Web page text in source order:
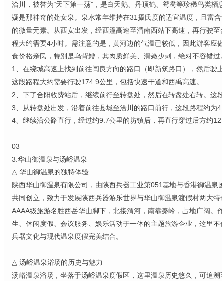
洽川，被誉为“天下第一荡”，是白天鹅、丹顶鹤、鸳鸯等珍稀鸟类
疑是那神奇的处女泉。泉水常年维持在31摄氏度的适宜温度，且富
的微量元素。从西安出发，经西潼高速至渭南西站下高速，再行驶
程大约需要4小时。需注意的是，黄河边的气温已较低，因此游客应
食价格亲民，特别是乌背鳢，其肉质鲜美、滑嫩少刺，绝对不容错过
1、在绕城高速上找到前往闫良方向的路口（即新筑路口），然后驶
这段路程大约需要行驶174.9公里，包括快速干道和西禹高速。
2、下了合阳收费站后，继续前行至转盘处，然后在转盘处右转。这
3、从转盘处出发，沿着前往县城至洽川的路口前行，这段路程约为
4、继续沿公路直行，经过约9.7公里的坊镇后，再直行穿过后方约
03
3.华山御温泉与汤峪温泉
△ 华山御温泉的独特体验
陕西华山御温泉有限公司，由陕西兵器工业第051基地与香港御温泉
共同创立，致力于发展陕西兵器游乐世界与华山御温泉渡假村两大
AAAA级旅游名胜西岳华山脚下，北接渭河，南靠秦岭，占地广阔。
生、休闲度假、会议服务、娱乐活动于一体的主题旅游企业，这里
兵器文化与现代温泉度假完美结合。
△ 汤峪温泉浴场的历史与魅力
汤峪温泉浴场，坐落于汤峪温泉度假区，这里温泉历史悠久，可追